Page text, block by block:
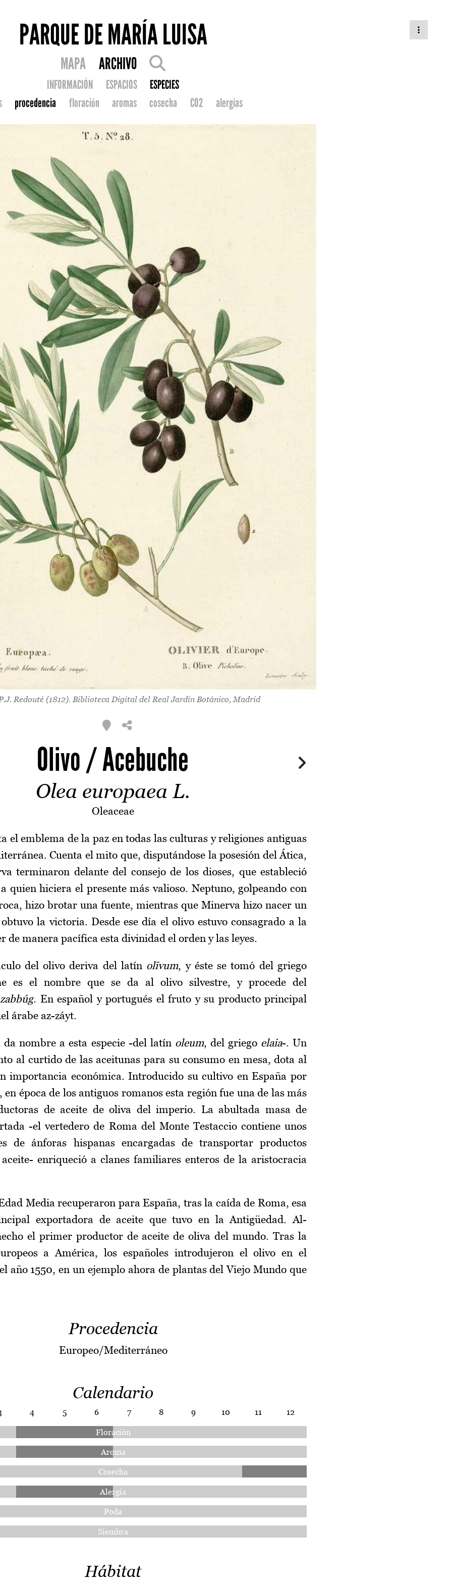
PARQUE DE MARÍA LUISA
MAPA ARCHIVO
INFORMACIÓN ESPACIOS
ESPECIES
procedencia floración aromas cosecha CO2 alergias
Redouté (1812). Biblioteca Digital del Real Jardín Botánico, Madrid
Olivo / Acebuche
Olea europaea L.
Oleaceae
el emblema de la paz en todas las culturas y religiones antiguas
Cuenta el mito que, disputándose la posesión del Ática,
terminaron delante del consejo de los dioses, que estableció
quien hiciera el presente más valioso. Neptuno, golpeando con
hizo brotar una fuente, mientras que Minerva hizo nacer un
la victoria. Desde ese día el olivo estuvo consagrado a la
de manera pacífica esta divinidad el orden y las leyes.
del olivo deriva del latín olīvum, y éste se tomó del griego
es el nombre que se da al olivo silvestre, y procede del
. En español y portugués el fruto y su producto principal
árabe az-záyt.
nombre a esta especie -del latín oleum, del griego elaia-. Un
al curtido de las aceitunas para su consumo en mesa, dota al
importancia económica. Introducido su cultivo en España por
en época de los antiguos romanos esta región fue una de las más
de aceite de oliva del imperio. La abultada masa de
-el vertedero de Roma del Monte Testaccio contiene unos
de ánforas hispanas encargadas de transportar productos
enriqueció a clanes familiares enteros de la aristocracia
Media recuperaron para España, tras la caída de Roma, esa
exportadora de aceite que tuvo en la Antigüedad. Al-
el primer productor de aceite de oliva del mundo. Tras la
a América, los españoles introdujeron el olivo en el
año 1550, en un ejemplo ahora de plantas del Viejo Mundo que
Procedencia
Europeo/Mediterráneo
Calendario
4 5 6 7 8 9 10 11 12
Floración
Aroma
Cosecha
Alergia
Poda
Siembra
Hábitat